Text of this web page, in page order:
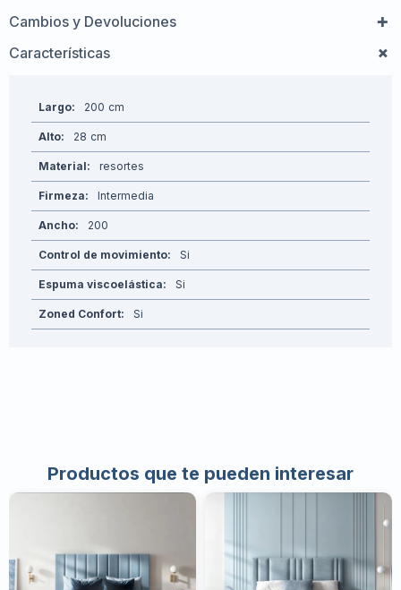
Cambios y Devoluciones
Características
Largo 200
Alto 28
Material resortes
Firmeza Intermedia
Ancho 200
Control de movimiento Si
Espuma viscoelástica Si
Zoned Confort Si
Productos que te pueden interesar